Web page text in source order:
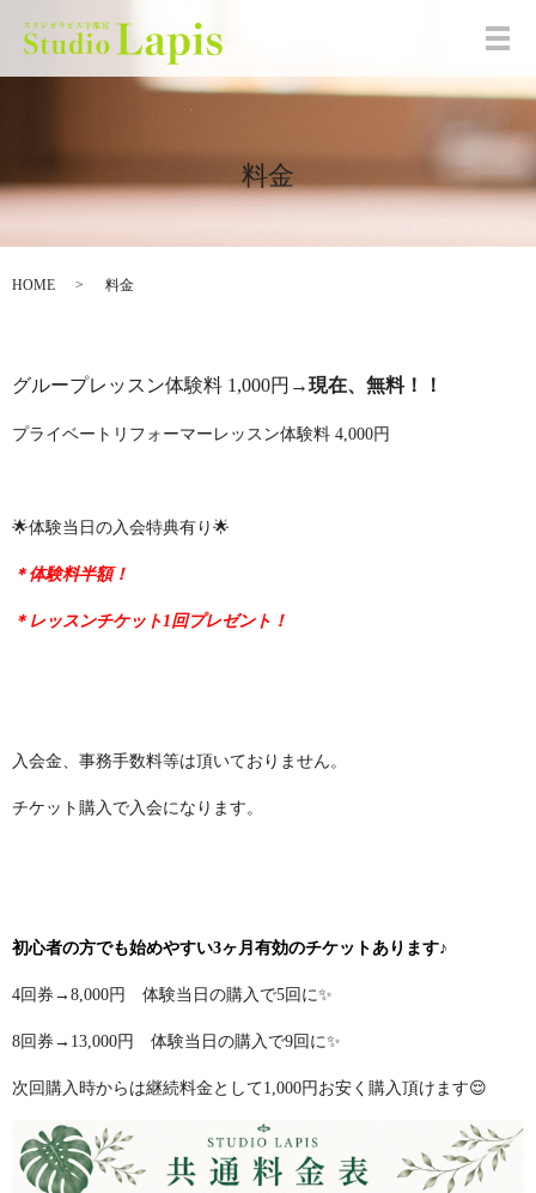
メ
料金
HOME 料金
グループレッスン体験料 1,000円→現在、無料！！
プライベートリフォーマーレッスン体験料 4,000円
🌟体験当日の入会特典有り🌟
＊体験料半額！
＊レッスンチケット1回プレゼント！
入会金、事務手数料等は頂いておりません。
チケット購入で入会になります。
初心者の方でも始めやすい3ヶ月有効のチケットあります♪
4回券→8,000円 体験当日の購入で5回に✨
8回券→13,000円 体験当日の購入で9回に✨
次回購入時からは継続料金として1,000円お安く購入頂けます😌